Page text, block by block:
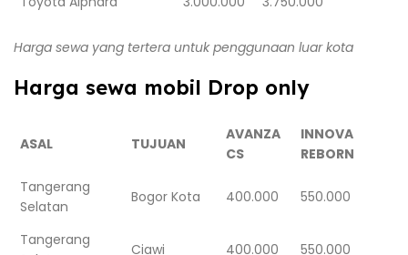
Harga sewa yang tertera untuk penggunaan luar kota
Harga sewa mobil Drop only
ASAL TUJUAN
AVANZA
CS
INNOVA
REBORN
Tangerang
Selatan
Bogor Kota 400.000 550.000
Tangerang
Ciawi 400.000 550.000